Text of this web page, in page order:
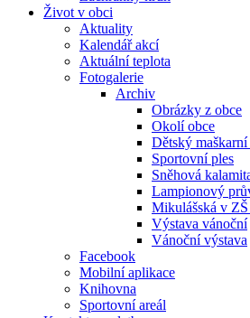
Život v obci
Aktuality
Kalendář akcí
Aktuální teplota
Fotogalerie
Archiv
Obrázky z obce
Okolí obce
Dětský
Sportovní ples
Sněhová
Lampionový
Mikulášská v
Výstava vánoční
Vánoční výstava
Facebook
Mobilní aplikace
Knihovna
Sportovní areál